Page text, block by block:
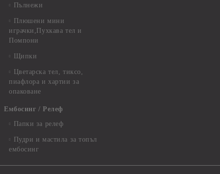
Пълнежи
Плюшени мини
играчки,Пухкава тел и
Помпони
Щипки
Цветарска тел, тиксо,
пиафлора и хартии за
опаковане
Ембосинг / Релеф
Папки за релеф
Пудри и мастила за топъл
ембосинг